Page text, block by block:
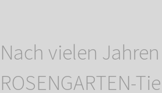
Nach vielen
ROSENGARTEN-